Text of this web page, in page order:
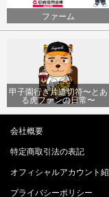
ファーム
甲子園行き片道切符〜とあ
る虎ファンの日常〜
会社概要
特定商取引法の表記
オフィシャルアカウント
プライバシーポリシー